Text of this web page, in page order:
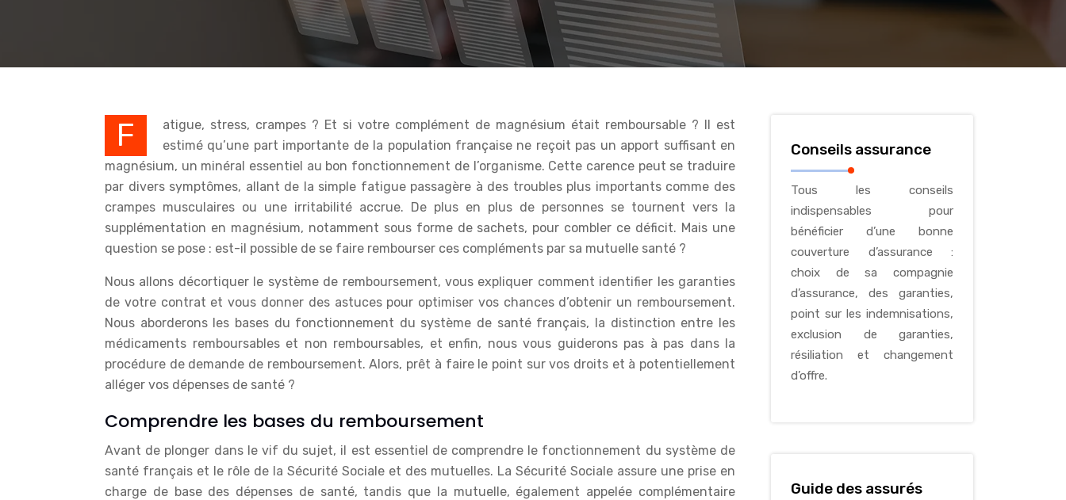
Fatigue, stress, crampes ? Et si votre complément de magnésium était remboursable ? Il est
estimé qu’une part importante de la population française ne reçoit pas un apport suffisant en
magnésium, un minéral essentiel au bon fonctionnement de l’organisme. Cette carence peut se traduire
par divers symptômes, allant de la simple fatigue passagère à des troubles plus importants comme des
crampes musculaires ou une irritabilité accrue. De plus en plus de personnes se tournent vers la
supplémentation en magnésium, notamment sous forme de sachets, pour combler ce déficit. Mais une
question se pose : est-il possible de se faire rembourser ces compléments par sa mutuelle santé ?
Nous allons décortiquer le système de remboursement, vous expliquer comment identifier les garanties
de votre contrat et vous donner des astuces pour optimiser vos chances d’obtenir un remboursement.
Nous aborderons les bases du fonctionnement du système de santé français, la distinction entre les
médicaments remboursables et non remboursables, et enfin, nous vous guiderons pas à pas dans la
procédure de demande de remboursement. Alors, prêt à faire le point sur vos droits et à potentiellement
alléger vos dépenses de santé ?
Comprendre les bases du remboursement
Avant de plonger dans le vif du sujet, il est essentiel de comprendre le fonctionnement du système de
santé français et le rôle de la Sécurité Sociale et des mutuelles. La Sécurité Sociale assure une prise en
charge de base des dépenses de santé, tandis que la mutuelle, également appelée complémentaire
Conseils assurance
Tous les conseils
indispensables pour
bénéficier d’une bonne
couverture d’assurance :
choix de sa compagnie
d’assurance, des garanties,
point sur les indemnisations,
exclusion de garanties,
résiliation et changement
d’offre.
Guide des assurés